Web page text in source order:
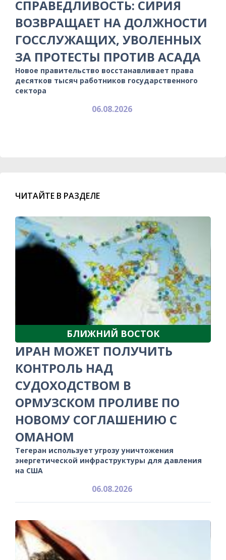
СПРАВЕДЛИВОСТЬ: СИРИЯ
ВОЗВРАЩАЕТ НА ДОЛЖНОСТИ
ГОССЛУЖАЩИХ, УВОЛЕННЫХ
ЗА ПРОТЕСТЫ ПРОТИВ АСАДА
Новое правительство восстанавливает права
десятков тысяч работников государственного
сектора
06.08.2026
ЧИТАЙТЕ В РАЗДЕЛЕ
БЛИЖНИЙ ВОСТОК
ИРАН МОЖЕТ ПОЛУЧИТЬ
КОНТРОЛЬ НАД
СУДОХОДСТВОМ В
ОРМУЗСКОМ ПРОЛИВЕ ПО
НОВОМУ СОГЛАШЕНИЮ С
ОМАНОМ
Тегеран использует угрозу уничтожения
энергетической инфраструктуры для давления
на США
06.08.2026